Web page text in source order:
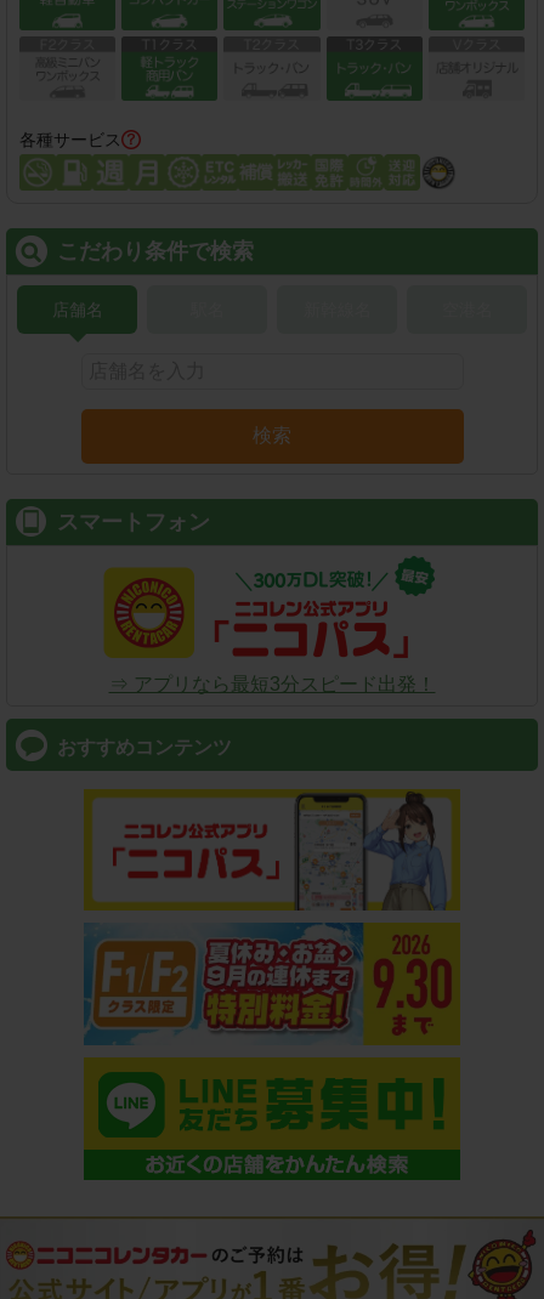
各種サービス
こだわり条件で検索
店舗名
検索
スマートフォン
⇒ アプリなら最短3分スピード出発！
おすすめコンテンツ